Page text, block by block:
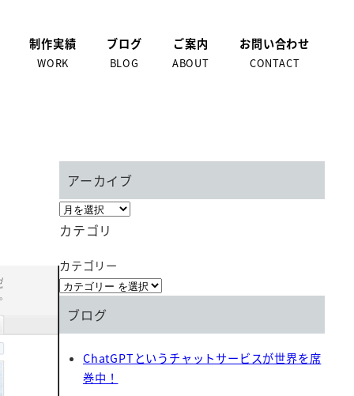
制作実績
WORK
ブログ
BLOG
ご案内
ABOUT
お問い合わせ
CONTACT
アーカイブ
カテゴリ
カテゴリー
ブログ
ChatGPTというチャットサービスが世界を席
巻中！